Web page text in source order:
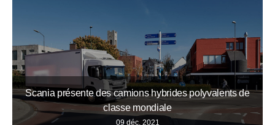
Scania présente des camions hybrides polyvalents de
classe mondiale
09 déc. 2021